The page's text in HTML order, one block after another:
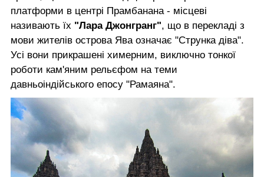
платформи в центрі Прамбанана - місцеві
називають їх "Лара Джонгранг", що в перекладі з
мови жителів острова Ява означає "Струнка діва".
Усі вони прикрашені химерним, виключно тонкої
роботи кам'яним рельєфом на теми
давньоіндійського епосу "Рамаяна".